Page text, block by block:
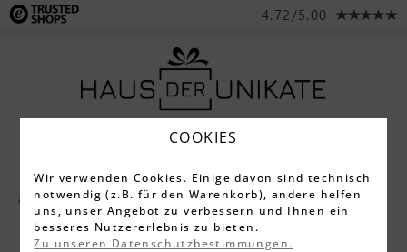
4.72/5.00
Alle Produkte Liebesschlösser
COOKIES
Wir verwenden Cookies. Einige davon sind technisch
notwendig (z.B. für den Warenkorb), andere helfen
uns, unser Angebot zu verbessern und Ihnen ein
besseres Nutzererlebnis zu bieten.
Zu unseren Datenschutzbestimmungen.